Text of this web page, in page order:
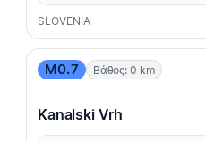
SLOVENIA
M0.7 Βάθος: 0 km
Kanalski Vrh